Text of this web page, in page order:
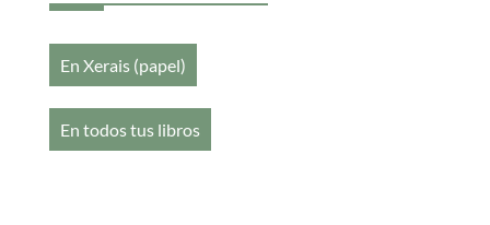
En Xerais (papel)
En todos tus libros